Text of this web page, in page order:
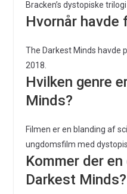
Bracken’s dystopiske
Hvornår havde
The Darkest Minds havde
2018.
Hvilken genre
Minds?
Filmen er en blanding af
ungdomsfilm med
Kommer der
Darkest Minds?